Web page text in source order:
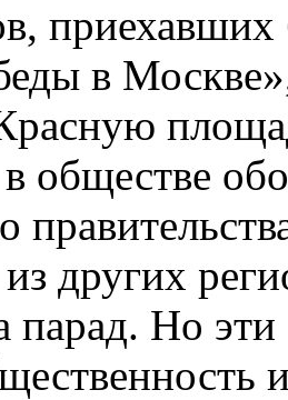
приехавших
в
обществе
из других
парад. Но эти